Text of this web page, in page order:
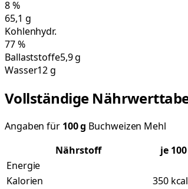
8%
65,1 g
Kohlenhydr.
77%
Ballaststoffe5,9 g
Wasser12 g
Vollständige
Angaben für 100g Buchweizen Mehl
Nährstoff
je 100
Energie
Kalorien
350 kcal